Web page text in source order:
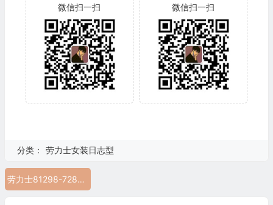
微信扫一扫
微信扫一扫
分类： 劳力士女装日志型
劳力士81298-72848 NG